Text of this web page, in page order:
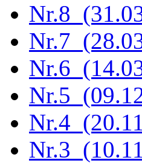
Nr.8
Nr.7
Nr.6
Nr.5
Nr.4
Nr.3